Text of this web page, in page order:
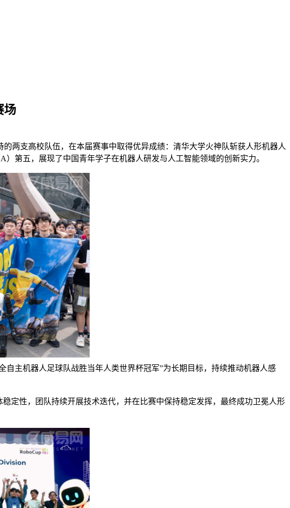
场
两支高校队伍，在本届赛事中取得优异成绩：清华大学火神队斩获人形机器人
）第五，展现了中国青年学子在机器人研发与人工智能领域的创新实力。
自主机器人足球队战胜当年人类世界杯冠军”为长期目标，持续推动机器人感
定性，团队持续开展技术迭代，并在比赛中保持稳定发挥，最终成功卫冕人形